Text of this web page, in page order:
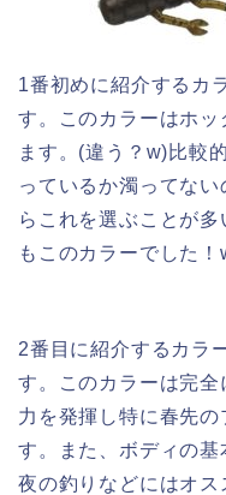
1番初めに紹介するカ
す。このカラーはホ
ます。(違う？w)比較
っているか濁ってな
らこれを選ぶことが
もこのカラーでした！
2番目に紹介するカラ
す。このカラーは完
力を発揮し特に春先
す。また、ボディの
夜の釣りなどにはオス